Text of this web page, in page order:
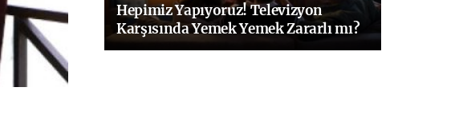
Hepimiz Yapıyoruz! Televizyon
Karşısında Yemek Yemek Zararlı mı?